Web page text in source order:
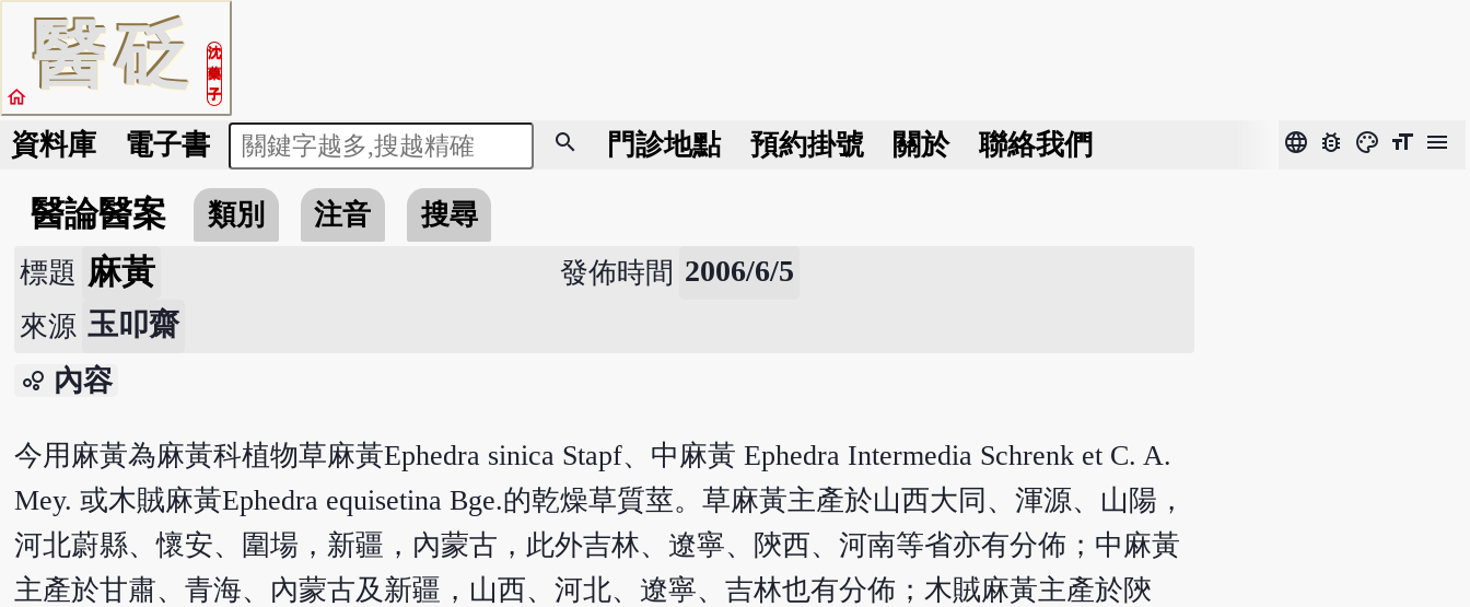
醫砭
沈
藥
子
home
資料庫 電子書 search 門診地點 預約掛號 關於 聯絡我們 language bug_report color_lens format_size menu
醫論醫案 類別 注音
搜尋
標題 麻黃 發佈時間 2006/6/5
來源 玉叩齋
bubble_chart 內容
今用麻黃為麻黃科植物草麻黃Ephedra sinica Stapf、中麻黃 Ephedra Intermedia Schrenk et C. A.
Mey. 或木賊麻黃Ephedra equisetina Bge.的乾燥草質莖。草麻黃主產於山西大同、渾源、山陽，
河北蔚縣、懷安、圍場，新疆，內蒙古，此外吉林、遼寧、陝西、河南等省亦有分佈；中麻黃
主產於甘肅、青海、內蒙古及新疆，山西、河北、遼寧、吉林也有分佈；木賊麻黃主產於陝